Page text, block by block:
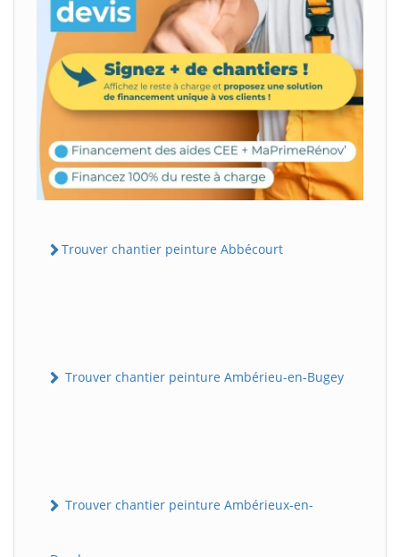
Trouver chantier peinture Abbécourt
Trouver chantier peinture Ambérieu-en-Bugey
Trouver chantier peinture Ambérieux-en-